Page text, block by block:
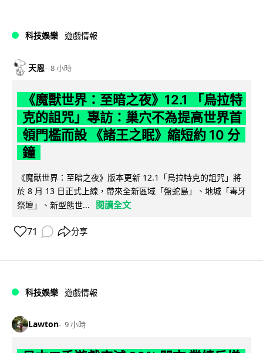
科技娛樂 遊戲情報
天恩 8 小時
《魔獸世界：至暗之夜》12.1 「烏拉特
克的詛咒」專訪：巢穴不為提高世界首
領門檻而設 《諸王之眠》縮短約 10 分
鐘
《魔獸世界：至暗之夜》版本更新 12.1「烏拉特克的詛咒」將
於 8 月 13 日正式上線，帶來全新區域「盤蛇島」、地城「毒牙
祭壇」、新型態世...
閱讀全文
71 分享
科技娛樂 遊戲情報
Lawton 9 小時